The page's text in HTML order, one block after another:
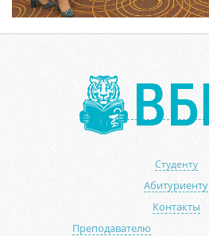
Студенту
Абитуриенту
Контакты
Преподавателю